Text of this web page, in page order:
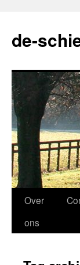
de-
Spring
naar
Over
ons